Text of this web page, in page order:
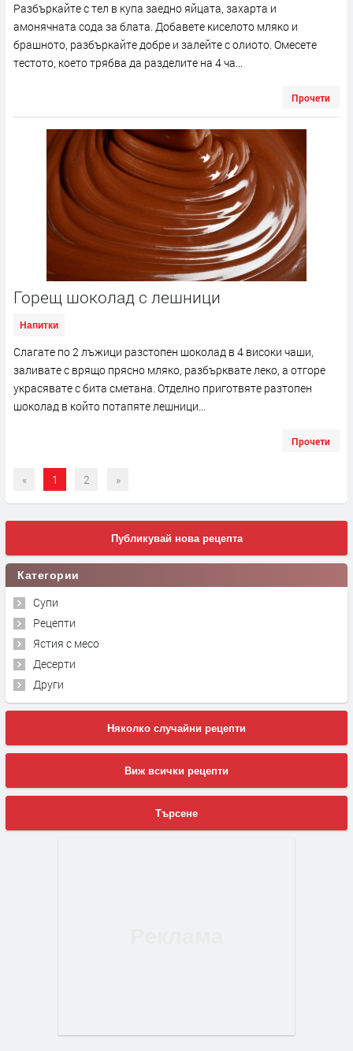
Разбъркайте с тел в купа заедно яйцата, захарта и
амонячната сода за блата. Добавете киселото мляко и
брашното, разбъркайте добре и залейте с олиото. Омесете
тестото, което трябва да разделите на 4 ча...
Прочети
Горещ шоколад с лешници
Напитки
Слагате по 2 лъжици разстопен шоколад в 4 високи чаши,
заливате с врящо прясно мляко, разбърквате леко, а отгоре
украсявате с бита сметана. Отделно приготвяте разтопен
шоколад в който потапяте лешници...
Прочети
« 1 2 »
Публикувай нова рецепта
Категории
Супи
Рецепти
Ястия с месо
Десерти
Други
Няколко случайни рецепти
Виж всички рецепти
Търсене